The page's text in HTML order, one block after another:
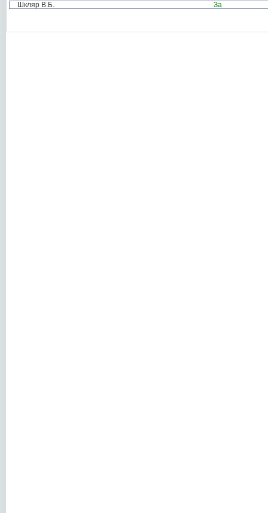
Шкляр В.Б.
За